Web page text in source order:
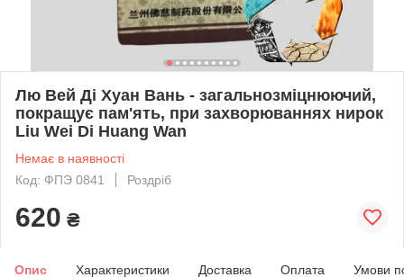
Лю Вей Ді Хуан Вань - загальнозміцнюючий,
покращує пам'ять, при захворюваннях нирок
Liu Wei Di Huang Wan
Немає в наявності
Код: ФПЭ 0841
Роздріб
620 ₴
Опис Характеристики Доставка Оплата Умови